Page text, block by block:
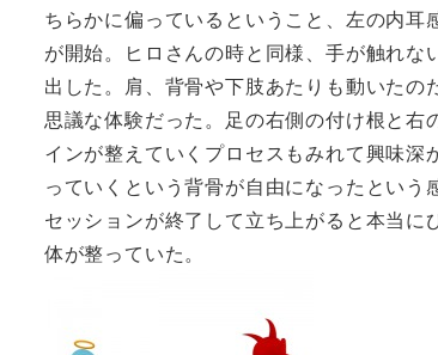
ちらかに偏っているということ、左の内
が開始。ヒロさんの時と同様、手が触れ
出した。肩、背骨や下肢あたりも動いた
思議な体験だった。足の右側の付け根と
インが整えていくプロセスもみれて興味
っていくという背骨が自由になったという
セッションが終了して立ち上がると本当
体が整っていた。